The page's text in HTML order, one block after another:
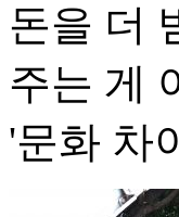
돈을 더
주는 게
'문화 차